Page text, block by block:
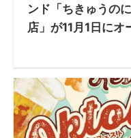
ンド「ちきゅうの
店」が11月1日にオ